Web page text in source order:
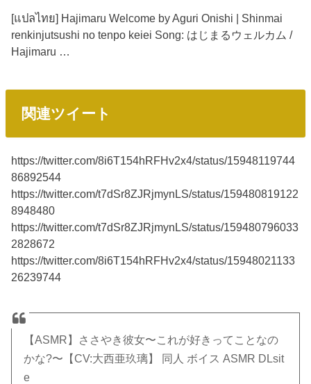
[แปลไทย] Hajimaru Welcome by Aguri Onishi | Shinmai
renkinjutsushi no tenpo keiei Song: はじまるウェルカム /
Hajimaru …
関連ツイート
https://twitter.com/8i6T154hRFHv2x4/status/15948119744
86892544
https://twitter.com/t7dSr8ZJRjmynLS/status/159480819122
8948480
https://twitter.com/t7dSr8ZJRjmynLS/status/159480796033
2828672
https://twitter.com/8i6T154hRFHv2x4/status/15948021133
26239744
【ASMR】ささやき彼女〜これが好きってことなの
かな?〜【CV:大西亜玖璃】 同人 ボイス ASMR DLsit
e